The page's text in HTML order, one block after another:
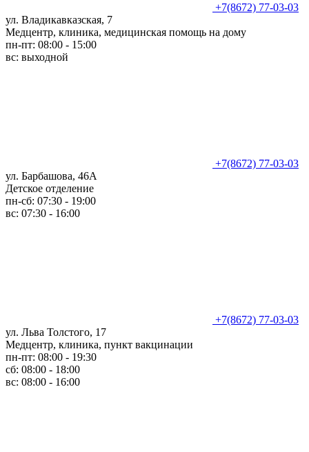
+7(8672) 77-03-03
ул. Владикавказская, 7
Медцентр, клиника, медицинская помощь на дому
пн-пт: 08:00 - 15:00
вс: выходной
+7(8672) 77-03-03
ул. Барбашова, 46А
Детское отделение
пн-сб: 07:30 - 19:00
вс: 07:30 - 16:00
+7(8672) 77-03-03
ул. Льва Толстого, 17
Медцентр, клиника, пункт вакцинации
пн-пт: 08:00 - 19:30
сб: 08:00 - 18:00
вс: 08:00 - 16:00